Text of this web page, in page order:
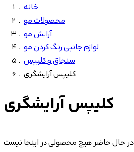
خانه
محصولات مو
آرایش مو
لوازم جانبی رنگ کردن مو
سنجاق و کلیپس
کلیپس آرایشگری
کلیپس آرایشگری
در حال حاضر هیچ محصولی در اینجا نیست